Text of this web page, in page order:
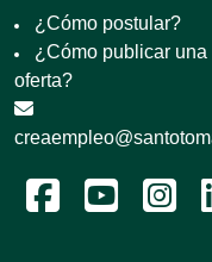
¿Cómo postular?
¿Cómo publicar una
oferta?